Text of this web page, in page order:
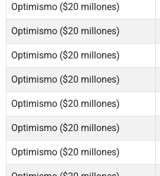
Optimismo ($20 millones)
Optimismo ($20 millones)
Optimismo ($20 millones)
Optimismo ($20 millones)
Optimismo ($20 millones)
Optimismo ($20 millones)
Optimismo ($20 millones)